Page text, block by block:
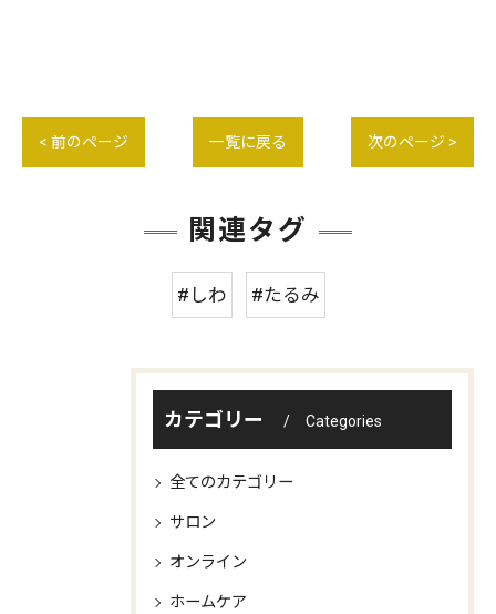
< 前のページ 一覧に戻る 次のページ >
関連タグ
#しわ #たるみ
カテゴリー Categories
全てのカテゴリー
サロン
オンライン
ホームケア